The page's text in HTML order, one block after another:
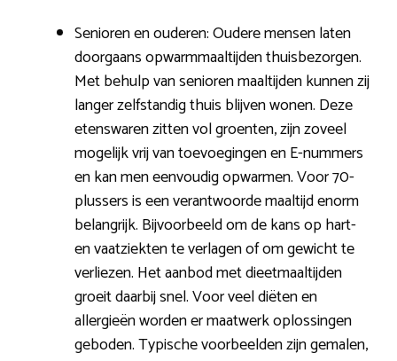
Senioren en ouderen: Oudere mensen laten
doorgaans opwarmmaaltijden thuisbezorgen.
Met behulp van senioren maaltijden kunnen zij
langer zelfstandig thuis blijven wonen. Deze
etenswaren zitten vol groenten, zijn zoveel
mogelijk vrij van toevoegingen en E-nummers
en kan men eenvoudig opwarmen. Voor 70-
plussers is een verantwoorde maaltijd enorm
belangrijk. Bijvoorbeeld om de kans op hart-
en vaatziekten te verlagen of om gewicht te
verliezen. Het aanbod met dieetmaaltijden
groeit daarbij snel. Voor veel diëten en
allergieën worden er maatwerk oplossingen
geboden. Typische voorbeelden zijn gemalen,